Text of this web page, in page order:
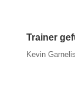
Trainer
Kevin